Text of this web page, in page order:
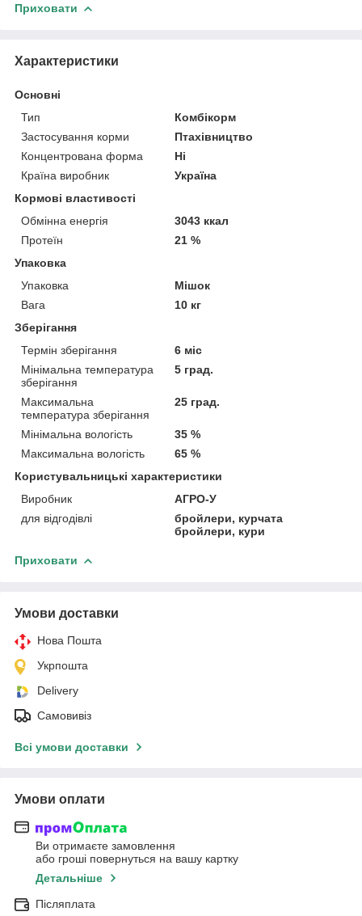
Приховати
Характеристики
Основні
Тип
Комбікорм
Застосування корми
Птахівництво
Концентрована форма
Ні
Країна виробник
Україна
Кормові властивості
Обмінна енергія
3043 ккал
Протеїн
21 %
Упаковка
Упаковка
Мішок
Вага
10 кг
Зберігання
Термін зберігання
6 міс
Мінімальна температура
зберігання
5 град.
Максимальна
температура зберігання
25 град.
Мінімальна вологість
35 %
Максимальна вологість
65 %
Користувальницькі характеристики
Виробник
АГРО-У
для відгодівлі
бройлери, курчата
бройлери, кури
Приховати
Умови доставки
Нова Пошта
Укрпошта
Delivery
Самовивіз
Всі умови доставки
Умови оплати
Ви отримаєте замовлення
або гроші повернуться на вашу картку
Детальніше
Післяплата